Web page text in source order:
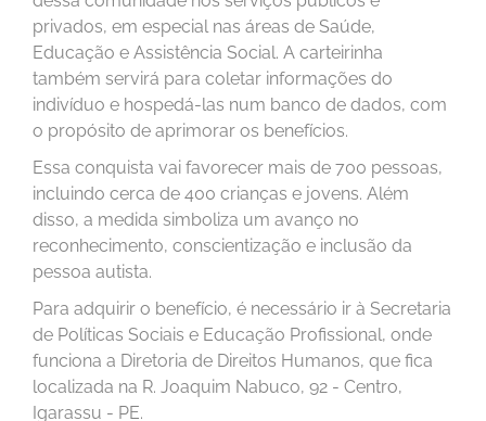
privados, em especial nas áreas de Saúde,
Educação e Assistência Social. A carteirinha
também servirá para coletar informações do
indivíduo e hospedá-las num banco de dados, com
o propósito de aprimorar os benefícios.
Essa conquista vai favorecer mais de 700 pessoas,
incluindo cerca de 400 crianças e jovens. Além
disso, a medida simboliza um avanço no
reconhecimento, conscientização e inclusão da
pessoa autista.
Para adquirir o benefício, é necessário ir à Secretaria
de Políticas Sociais e Educação Profissional, onde
funciona a Diretoria de Direitos Humanos, que fica
localizada na R. Joaquim Nabuco, 92 - Centro,
Igarassu - PE.